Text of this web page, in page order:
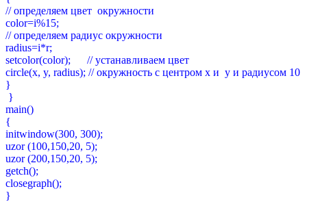
// определяем цвет окружности
color=i%15;
// определяем радиус окружности
radius=i*r;
setcolor(color); // устанавливаем цвет
circle(x, y, radius); // окружность с центром x и y и радиусом 10
}
}
main()
{
initwindow(300, 300);
uzor (100,150,20, 5);
uzor (200,150,20, 5);
getch();
closegraph();
}